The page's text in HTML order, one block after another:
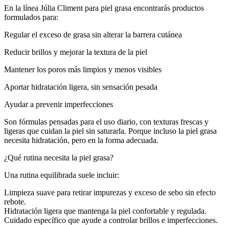
En la línea Júlia Climent para piel grasa encontrarás productos
formulados para:
Regular el exceso de grasa sin alterar la barrera cutánea
Reducir brillos y mejorar la textura de la piel
Mantener los poros más limpios y menos visibles
Aportar hidratación ligera, sin sensación pesada
Ayudar a prevenir imperfecciones
Son fórmulas pensadas para el uso diario, con texturas frescas y
ligeras que cuidan la piel sin saturarla. Porque incluso la piel grasa
necesita hidratación, pero en la forma adecuada.
¿Qué rutina necesita la piel grasa?
Una rutina equilibrada suele incluir:
Limpieza suave para retirar impurezas y exceso de sebo sin efecto
rebote.
Hidratación ligera que mantenga la piel confortable y regulada.
Cuidado específico que ayude a controlar brillos e imperfecciones.